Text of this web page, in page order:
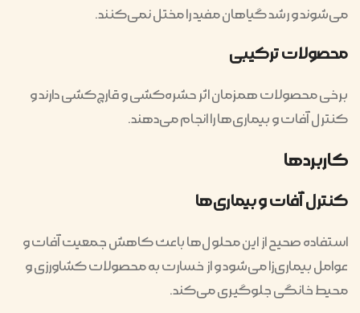
می‌شوند و رشد گیاهان مفید را مختل نمی‌کنند.
محصولات ترکیبی
برخی محصولات همزمان اثر حشره‌کشی و قارچ‌کشی دارند و
کنترل آفات و بیماری‌ها را انجام می‌دهند.
کاربردها
کنترل آفات و بیماری‌ها
استفاده صحیح از این محلول‌ها باعث کاهش جمعیت آفات و
عوامل بیماری‌زا می‌شود و از خسارت به محصولات کشاورزی و
محیط خانگی جلوگیری می‌کند.